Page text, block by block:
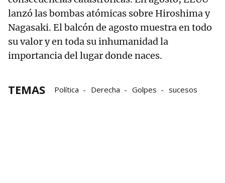
lanzó las bombas atómicas sobre Hiroshima y
Nagasaki. El balcón de agosto muestra en todo
su valor y en toda su inhumanidad la
importancia del lugar donde naces.
TEMAS Política Derecha Golpes sucesos